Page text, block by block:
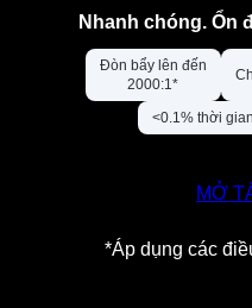
Nhanh chóng. Ổn
Đòn bẩy lên đến
2000:1*
<0.1% thời
MỞ
*Áp dụng các